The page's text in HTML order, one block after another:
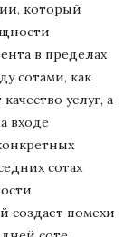
который
в пределах
сотами, как
услуг, а
входе
сотах
создает помехи